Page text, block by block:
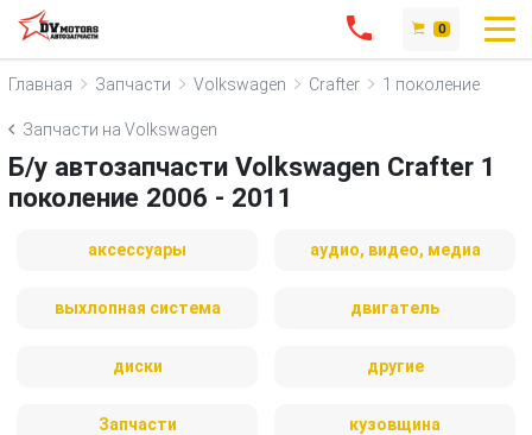
0
Главная Запчасти Volkswagen Crafter 1 поколение
Запчасти на Volkswagen
Б/у автозапчасти Volkswagen Crafter 1
поколение 2006 - 2011
аксессуары аудио, видео, медиа
выхлопная система двигатель
диски другие
Запчасти кузовщина